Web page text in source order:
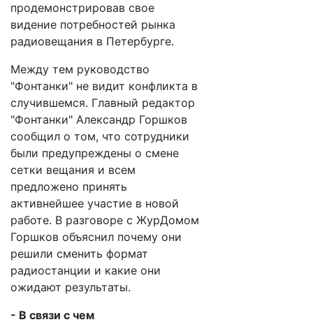
продемонстрировав свое
видение потребностей рынка
радиовещания в Петербурге.
Между тем руководство
"Фонтанки" не видит конфликта в
случившемся. Главный редактор
"Фонтанки" Александр Горшков
сообщил о том, что сотрудники
были предупреждены о смене
сетки вещания и всем
предложено принять
активнейшее участие в новой
работе. В разговоре с ЖурДомом
Горшков объяснил почему они
решили сменить формат
радиостанции и какие они
ожидают результаты.
- В связи с чем